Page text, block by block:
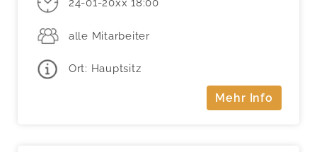
24-01-20xx 18:00
alle Mitarbeiter
Ort: Hauptsitz
Mehr Info